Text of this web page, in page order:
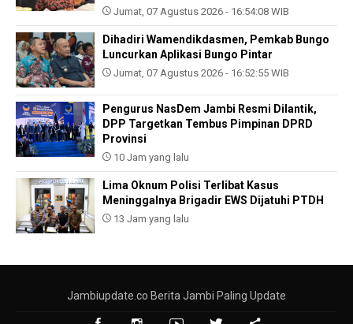
Jumat, 07 Agustus 2026 - 16:54:08 WIB
Dihadiri Wamendikdasmen, Pemkab Bungo
Luncurkan Aplikasi Bungo Pintar
Jumat, 07 Agustus 2026 - 16:52:55 WIB
Pengurus NasDem Jambi Resmi Dilantik,
DPP Targetkan Tembus Pimpinan DPRD
Provinsi
10 Jam yang lalu
Lima Oknum Polisi Terlibat Kasus
Meninggalnya Brigadir EWS Dijatuhi PTDH
13 Jam yang lalu
Jambiupdate.co Berita Jambi Paling Update